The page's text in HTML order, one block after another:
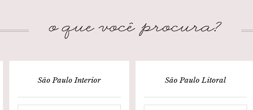
São Paulo Interior São Paulo Litoral